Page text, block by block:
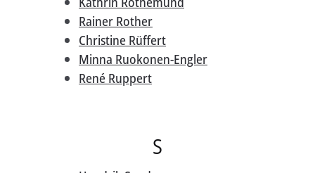
Rainer Rother
Christine Rüffert
Minna Ruokonen-Engler
René Ruppert
S